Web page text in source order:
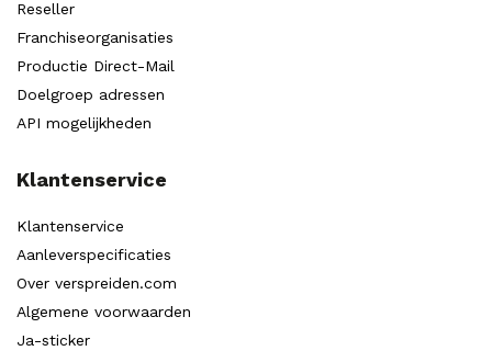
Reseller
Franchiseorganisaties
Productie Direct-Mail
Doelgroep adressen
API mogelijkheden
Klantenservice
Klantenservice
Aanleverspecificaties
Over verspreiden.com
Algemene voorwaarden
Ja-sticker